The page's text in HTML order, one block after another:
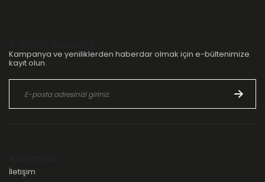
Kampanya ve yeniliklerden haberdar olmak için e-bültenimize
kayıt olun.
İletişim